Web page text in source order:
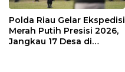
Polda Riau Gelar Ekspedisi
Merah Putih Presisi 2026,
Jangkau 17 Desa di